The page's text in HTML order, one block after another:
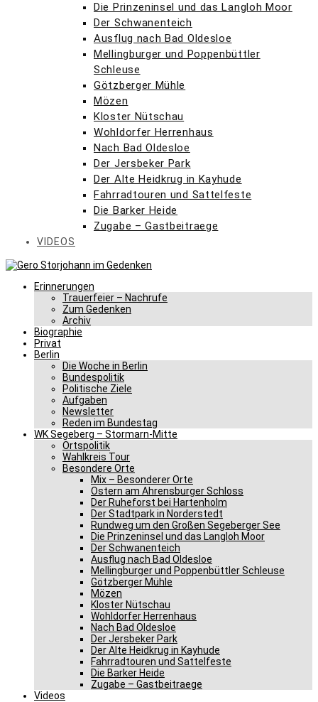
Die Prinzeninsel und das Langloh Moor
Der Schwanenteich
Ausflug nach Bad Oldesloe
Mellingburger und Poppenbüttler
Schleuse
Götzberger Mühle
Mözen
Kloster Nütschau
Wohldorfer Herrenhaus
Nach Bad Oldesloe
Der Jersbeker Park
Der Alte Heidkrug in Kayhude
Fahrradtouren und Sattelfeste
Die Barker Heide
Zugabe – Gastbeitraege
VIDEOS
Erinnerungen
Trauerfeier – Nachrufe
Zum Gedenken
Archiv
Biographie
Privat
Berlin
Die Woche in Berlin
Bundespolitik
Politische Ziele
Aufgaben
Newsletter
Reden im Bundestag
WK Segeberg – Stormarn-Mitte
Ortspolitik
Wahlkreis Tour
Besondere Orte
Mix – Besonderer Orte
Ostern am Ahrensburger Schloss
Der Ruheforst bei Hartenholm
Der Stadtpark in Norderstedt
Rundweg um den Großen Segeberger See
Die Prinzeninsel und das Langloh Moor
Der Schwanenteich
Ausflug nach Bad Oldesloe
Mellingburger und Poppenbüttler Schleuse
Götzberger Mühle
Mözen
Kloster Nütschau
Wohldorfer Herrenhaus
Nach Bad Oldesloe
Der Jersbeker Park
Der Alte Heidkrug in Kayhude
Fahrradtouren und Sattelfeste
Die Barker Heide
Zugabe – Gastbeitraege
Videos